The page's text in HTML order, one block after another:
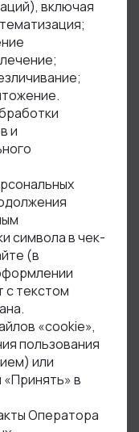
включая
и
символа в чек-
(в
с текстом
«cookie»,
пользования
или
в
Оператора